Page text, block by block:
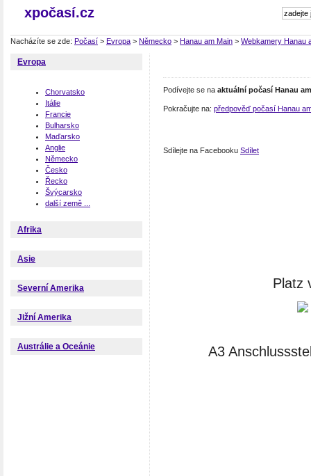
xpočasí.cz
Nacházíte se zde: Počasí > Evropa > Německo > Hanau am Main > Webkamery Hanau
Evropa
Chorvatsko
Itálie
Francie
Bulharsko
Maďarsko
Anglie
Německo
Česko
Řecko
Švýcarsko
další země ...
Afrika
Asie
Severní Amerika
Jižní Amerika
Austrálie a Oceánie
Podívejte se na aktuální počasí Hanau
Pokračujte na: předpověď počasí Hanau
Sdílejte na Facebooku Sdílet
Platz
A3